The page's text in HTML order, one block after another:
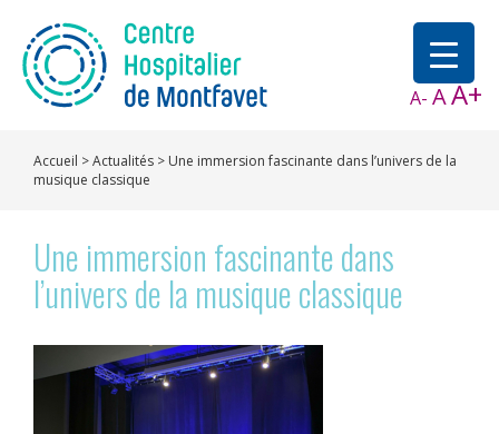
A- AA+
Accueil >Actualités > Une immersion fascinante dans l’univers de la
musique classique
Une immersion fascinante dans
l’univers de la musique classique